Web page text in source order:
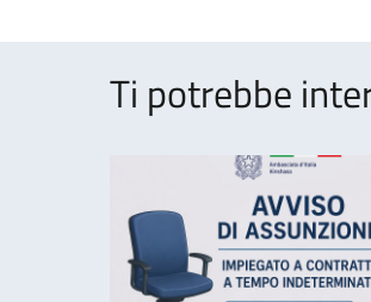
Ti potrebbe